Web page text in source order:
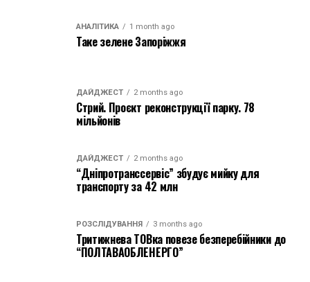
АНАЛІТИКА 1 month ago
Таке зелене Запоріжжя
ДАЙДЖЕСТ 2 months ago
Стрий. Проєкт реконструкції парку. 78
мільйонів
ДАЙДЖЕСТ 2 months ago
“Дніпротранссервіс” збудує мийку для
транспорту за 42 млн
РОЗСЛІДУВАННЯ 3 months ago
Тритижнева ТОВка повезе безперебійники до
“ПОЛТАВАОБЛЕНЕРГО”